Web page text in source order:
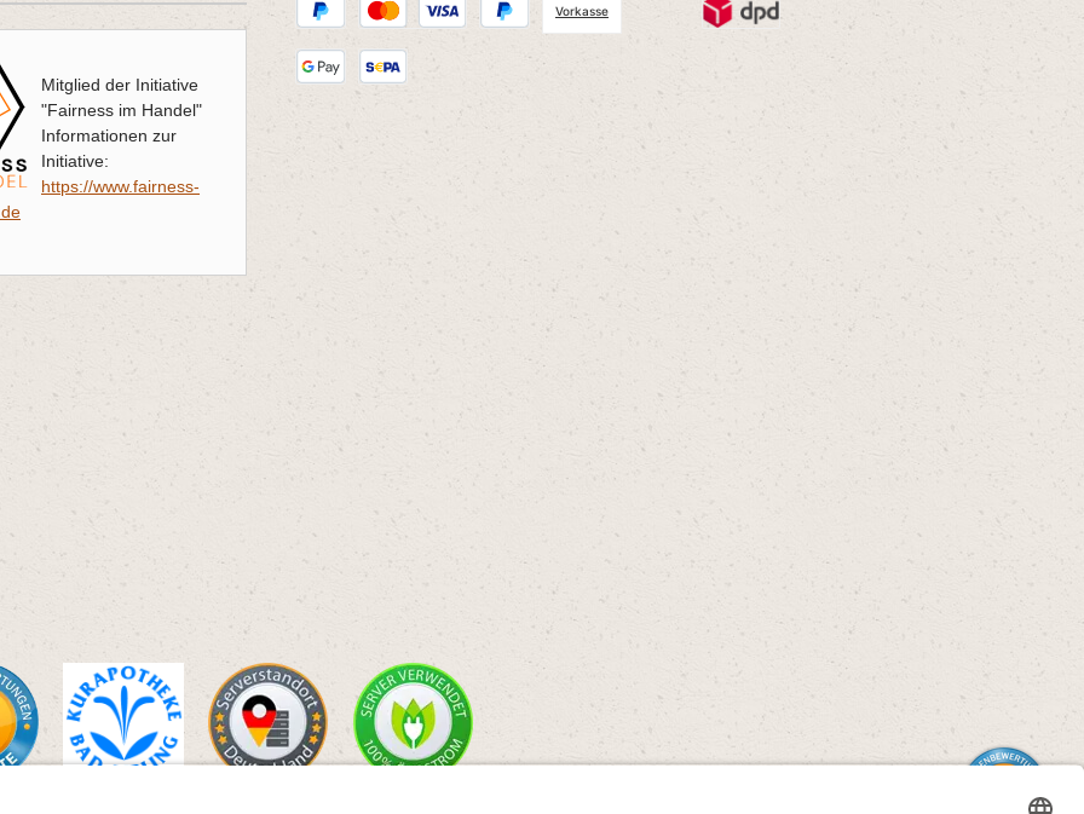
Mitglied der Initiative
"Fairness im Handel"
Informationen zur
Initiative:
https://www.fairness-
Vorkasse